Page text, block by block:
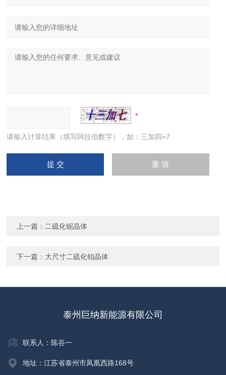
请输入计算结果（填写阿拉伯数字），如：三加四=7
上一篇： 二硫化铌晶体
下一篇： 大尺寸二硫化钼晶体
泰州巨纳新能源有限公司
联系人：陈谷一
地址：江苏省泰州市凤凰西路168号